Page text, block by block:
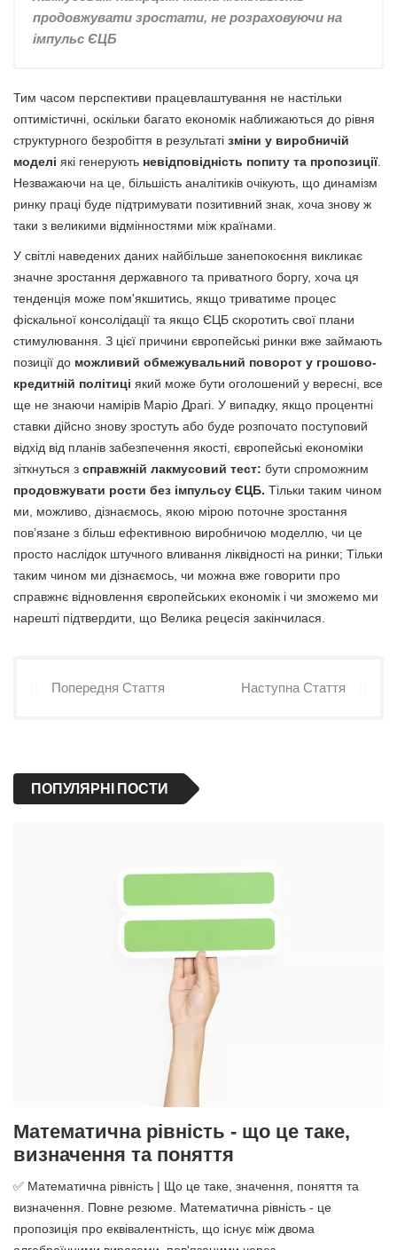
продовжувати зростати, не розраховуючи на
імпульс ЄЦБ
Тим часом перспективи працевлаштування не настільки
оптимістичні, оскільки багато економік наближаються до рівня
структурного безробіття в результаті зміни у виробничій
моделі які генерують невідповідність попиту та пропозиції.
Незважаючи на це, більшість аналітиків очікують, що динамізм
ринку праці буде підтримувати позитивний знак, хоча знову ж
таки з великими відмінностями між країнами.
У світлі наведених даних найбільше занепокоєння викликає
значне зростання державного та приватного боргу, хоча ця
тенденція може пом'якшитись, якщо триватиме процес
фіскальної консолідації та якщо ЄЦБ скоротить свої плани
стимулювання. З цієї причини європейські ринки вже займають
позиції до можливий обмежувальний поворот у грошово-
кредитній політиці який може бути оголошений у вересні, все
ще не знаючи намірів Маріо Драгі. У випадку, якщо процентні
ставки дійсно знову зростуть або буде розпочато поступовий
відхід від планів забезпечення якості, європейські економіки
зіткнуться з справжній лакмусовий тест: бути спроможним
продовжувати рости без імпульсу ЄЦБ. Тільки таким чином
ми, можливо, дізнаємось, якою мірою поточне зростання
пов’язане з більш ефективною виробничою моделлю, чи це
просто наслідок штучного вливання ліквідності на ринки; Тільки
таким чином ми дізнаємось, чи можна вже говорити про
справжнє відновлення європейських економік і чи зможемо ми
нарешті підтвердити, що Велика рецесія закінчилася.
Попередня Стаття Наступна Стаття
ПОПУЛЯРНІ ПОСТИ
Математична рівність - що це таке,
визначення та поняття
✅ Математична рівність | Що це таке, значення, поняття та
визначення. Повне резюме. Математична рівність - це
пропозиція про еквівалентність, що існує між двома